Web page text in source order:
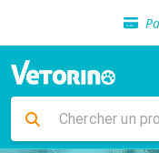
Livraison
Livraison